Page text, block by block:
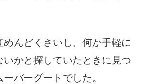
めんどくさいし、何か手軽に
いかと探していたときに見つ
バーグートでした。